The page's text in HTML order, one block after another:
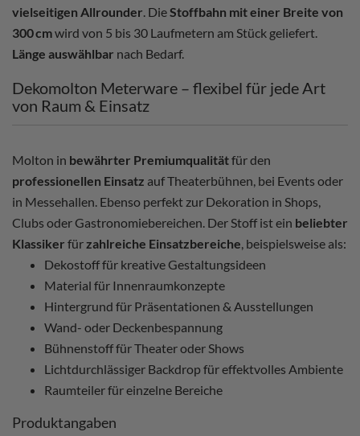
vielseitigen Allrounder. DieStoffbahn mit einer Breite von
300 cmwird von 5 bis 30 Laufmetern am Stück geliefert.
Länge auswählbar nach Bedarf.
Dekomolton Meterware – flexibel für jede Art
von Raum & Einsatz
Molton in bewährter Premiumqualitätfür den
professionellen Einsatz auf Theaterbühnen, bei Events oder
in Messehallen. Ebenso perfekt zur Dekoration in Shops,
Clubs oder Gastronomiebereichen. Der Stoff ist ein beliebter
Klassiker für zahlreiche Einsatzbereiche, beispielsweise als:
Dekostoff für kreative Gestaltungsideen
Material für Innenraumkonzepte
Hintergrund für Präsentationen & Ausstellungen
Wand- oder Deckenbespannung
Bühnenstoff für Theater oder Shows
Lichtdurchlässiger Backdrop für effektvolles Ambiente
Raumteiler für einzelne Bereiche
Produktangaben